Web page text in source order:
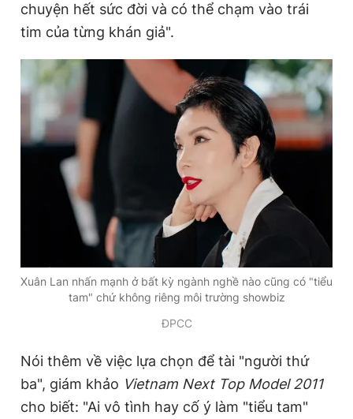
chuyện hết sức đời và có thể chạm vào trái
tim của từng khán giả".
Xuân Lan nhấn mạnh ở bất kỳ ngành nghề nào cũng có "tiểu
tam" chứ không riêng môi trường showbiz
ĐPCC
Nói thêm về việc lựa chọn để tài "người thứ
ba", giám khảo Vietnam Next Top Model 2011
cho biết: "Ai vô tình hay cố ý làm "tiểu tam"